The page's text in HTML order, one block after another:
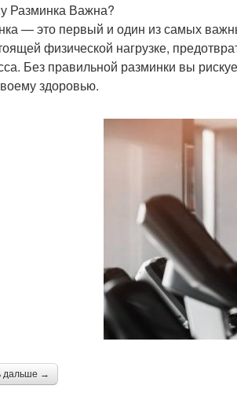
Разминка Важна?
— это первый и один из самых
физической нагрузке,
Без правильной разминки вы
здоровью.
дальше →